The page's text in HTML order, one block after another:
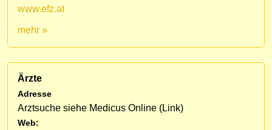
www.efz.at
mehr »
Ärzte
Adresse
Arztsuche siehe Medicus Online (Link)
Web: